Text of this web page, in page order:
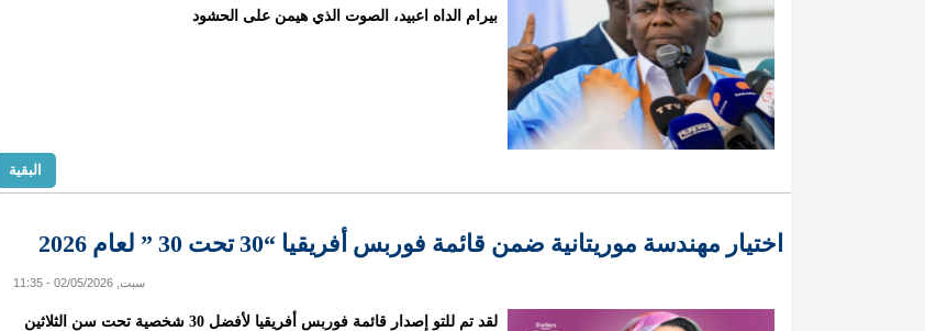
بيرام الداه اعبيد، الصوت الذي هيمن على الحشود
البقية
اختيار مهندسة موريتانية ضمن قائمة فوربس أفريقيا “30 تحت 30 ” لعام 2026
سبت, 02/05/2026 - 11:35
لقد تم للتو إصدار قائمة فوربس أفريقيا لأفضل 30 شخصية تحت سن الثلاثين